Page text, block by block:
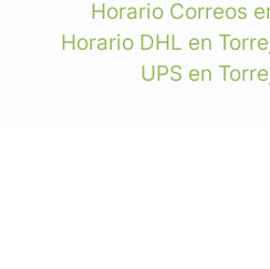
Horario Correos
Horario DHL en
UPS en